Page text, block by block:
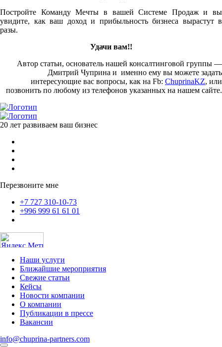
Постройте Команду Мечты в вашей Системе Продаж и вы
увидите, как ваш доход и прибыльность бизнеса вырастут в
разы.
Удачи вам!!
Автор статьи, основатель нашей консалтинговой группы —
Дмитрий Чуприна и именно ему вы можете задать
интересующие вас вопросы, как на Fb: ChuprinaKZ, или
позвонить по любому из телефонов указанных на нашем сайте.
20 лет развиваем ваш бизнес
Перезвоните мне
+7 727 310-10-73
+996 999 61 61 01
Наши услуги
Ближайшие мероприятия
Свежие статьи
Кейсы
Новости компании
О компании
Публикации в прессе
Вакансии
info@chuprina-partners.com